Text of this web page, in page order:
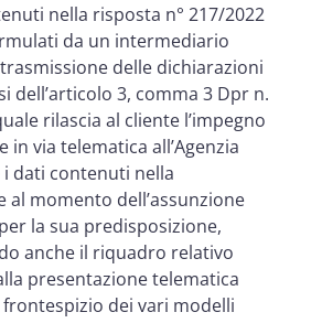
nella risposta n° 217/2022
da un intermediario
delle dichiarazioni
dell’articolo 3, comma 3 Dpr n.
rilascia al cliente l’impegno
in via telematica all’Agenzia
dati contenuti nella
al momento dell’assunzione
la sua predisposizione,
anche il riquadro relativo
presentazione telematica
dei vari modelli